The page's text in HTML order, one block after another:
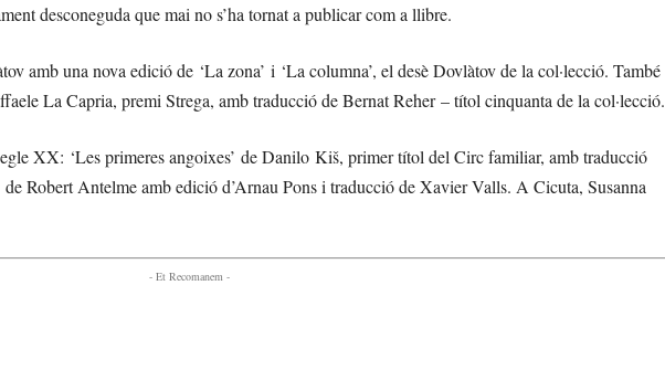
desconeguda que mai no s’ha tornat a publicar com a llibre.
amb una nova edició de ‘La zona’ i ‘La columna’, el desè Dovlàtov de la col·lecció. També
La Capria, premi Strega, amb traducció de Bernat Reher – títol cinquanta de la col·lecció.
XX: ‘Les primeres angoixes’ de Danilo Kiš, primer títol del Circ familiar, amb traducció
de Robert Antelme amb edició d’Arnau Pons i traducció de Xavier Valls. A Cicuta, Susanna
- Et Recomanem -